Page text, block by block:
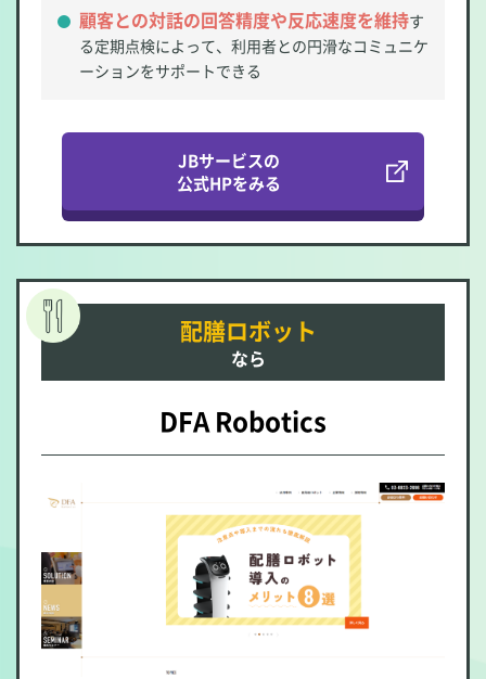
顧客との対話の回答精度や反応速度を維持す
る定期点検によって、利用者との円滑なコミュニケ
ーションをサポートできる
JBサービスの
公式HPをみる
配膳ロボット
なら
DFA Robotics